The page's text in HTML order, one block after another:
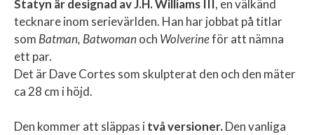
Statyn är designad av J.H. Williams III, en välkänd
tecknare inom serievärlden. Han har jobbat på titlar
som Batman, Batwoman och Wolverineför att nämna
ett par.
Det är Dave Cortes som skulpterat den och den mäter
ca 28 cm i höjd.
Den kommer att släppas itvå versioner.Den vanliga